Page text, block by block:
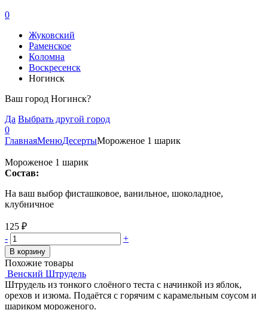
0
Жуковский
Раменское
Коломна
Воскресенск
Ногинск
Ваш город Ногинск?
Да Выбрать другой город
0
ГлавнаяМенюДесертыМороженое 1 шарик
Мороженое 1 шарик
Состав:
На ваш выбор фисташковое, ванильное, шоколадное,
клубничное
125 ₽
-
+
В корзину
Похожие товары
Венский Штрудель
Штрудель из тонкого слоёного теста с начинкой из яблок,
орехов и изюма. Подаётся с горячим с карамельным соусом и
шариком мороженого.